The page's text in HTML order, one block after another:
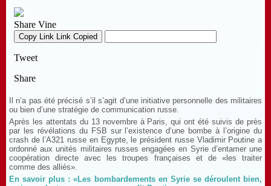
Il n’a pas été précisé s’il s’agit d’une initiative personnelle des militaires
ou bien d’une stratégie de communication russe.
Après les attentats du 13 novembre à Paris, qui ont été suivis de près
par les révélations du FSB sur l’existence d’une bombe à l’origine du
crash de l’A321 russe en Egypte, le président russe Vladimir Poutine a
ordonné aux unités militaires russes engagées en Syrie d’entamer une
coopération directe avec les troupes françaises et de «les traiter
comme des alliés».
En savoir plus : «Les bombardements en Syrie se déroulent bien,